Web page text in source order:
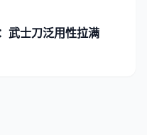
武士刀泛用性拉满